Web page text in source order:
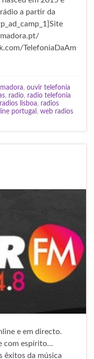
a partir da
TelefoniaDaAm
, ouvir telefonia
, radio, radio telefonia
radios lisboa, radios
portugal , web radios
e em directo.
com espírito…
êxitos da música